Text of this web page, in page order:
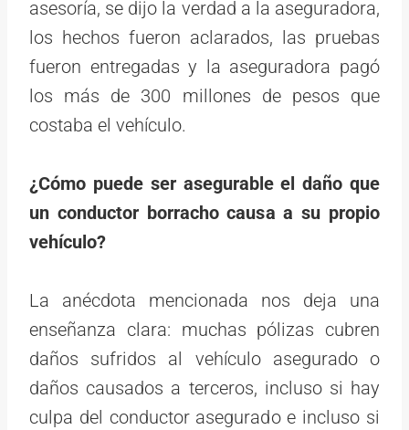
asesoría, se dijo la verdad a la aseguradora,
los hechos fueron aclarados, las pruebas
fueron entregadas y la aseguradora pagó
los más de 300 millones de pesos que
costaba el vehículo.
¿Cómo puede ser asegurable el daño que
un conductor borracho causa a su propio
vehículo?
La anécdota mencionada nos deja una
enseñanza clara: muchas pólizas cubren
daños sufridos al vehículo asegurado o
daños causados a terceros, incluso si hay
culpa del conductor asegurado e incluso si